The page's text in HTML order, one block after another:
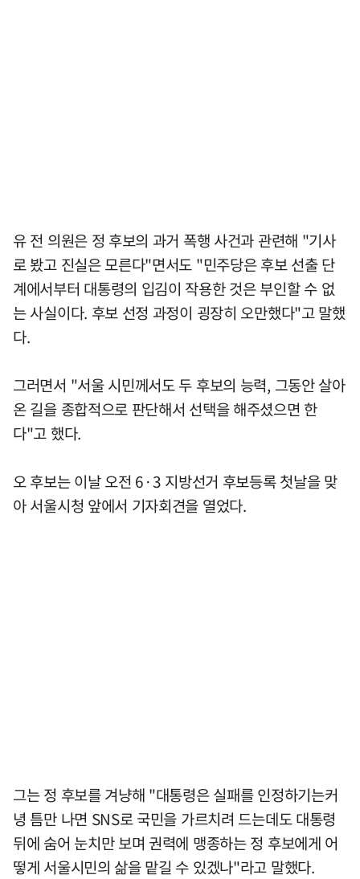
유 전 의원은 정 후보의 과거 폭행 사건과 관련해 "기사
로 봤고 진실은 모른다"면서도 "민주당은 후보 선출 단
계에서부터 대통령의 입김이 작용한 것은 부인할 수 없
는 사실이다. 후보 선정 과정이 굉장히 오만했다"고 말했
다.
그러면서 "서울 시민께서도 두 후보의 능력, 그동안 살아
온 길을 종합적으로 판단해서 선택을 해주셨으면 한
다"고 했다.
오 후보는 이날 오전 6·3 지방선거 후보등록 첫날을 맞
아 서울시청 앞에서 기자회견을 열었다.
그는 정 후보를 겨냥해 "대통령은 실패를 인정하기는커
녕 틈만 나면 SNS로 국민을 가르치려 드는데도 대통령
뒤에 숨어 눈치만 보며 권력에 맹종하는 정 후보에게 어
떻게 서울시민의 삶을 맡길 수 있겠나"라고 말했다.